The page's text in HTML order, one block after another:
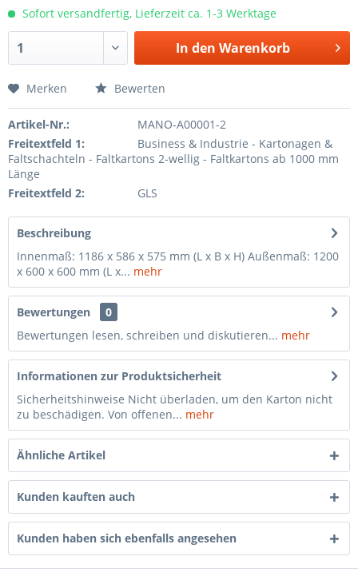
Sofort versandfertig, Lieferzeit ca. 1-3 Werktage
In den Warenkorb
Merken Bewerten
Artikel-Nr.:
MANO-A00001-2
Freitextfeld 1:
Business & Industrie - Kartonagen &
Faltschachteln - Faltkartons 2-wellig - Faltkartons ab 1000 mm
Länge
Freitextfeld 2:
GLS
Beschreibung
Innenmaß: 1186 x 586 x 575 mm (L x B x H) Außenmaß: 1200
x 600 x 600 mm (L x... mehr
Bewertungen
0
Bewertungen lesen, schreiben und diskutieren... mehr
Informationen zur Produktsicherheit
Sicherheitshinweise Nicht überladen, um den Karton nicht
zu beschädigen. Von offenen... mehr
Ähnliche Artikel
Kunden kauften auch
Kunden haben sich ebenfalls angesehen